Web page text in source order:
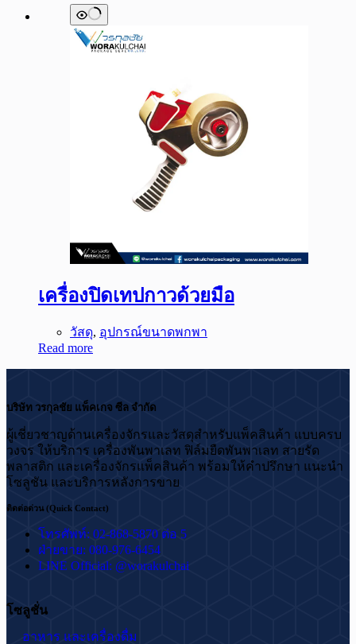
เครื่องปิดเทปกาวด้วยมือ
วัสดุ, อุปกรณ์ขนาดพกพา
Read more
บริษัท วรกุลชัย แพ็คเกจ ซีล จำกัด
ผู้เชี่ยวชาญด้านเครื่องจักรและวัสดุสำหรับแพ็คสินค้า แบบครบ
วงจร ให้บริการ เครื่องพันพาเลท ฟิล์มยืดพันพาเลท สายรัด
พลาสติก และเครื่องจักรแพ็คสินค้า พร้อมให้คำปรึกษา แนะนำ
โซลูชัน และบริการหลังการขาย
ติดต่อด่วน (Quick Contact)
โทรศัพท์: 02-868-5870 ต่อ 5
ฝ่ายขาย: 080-976-6454
LINE Official: @worakulchai
โซลูชั่น
อาหาร และเครื่องดื่ม